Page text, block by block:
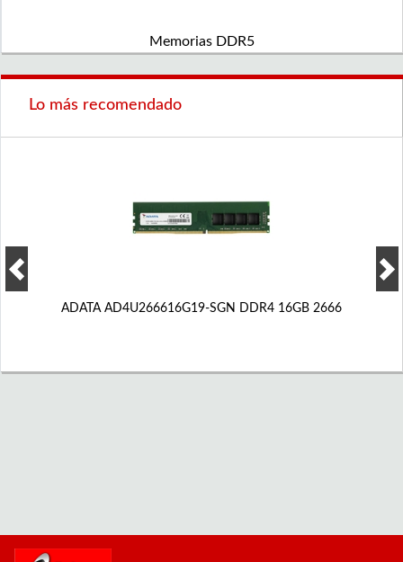
Memorias DDR5
Lo más recomendado
ADATA AD4U266616G19-SGN DDR4 16GB 2666